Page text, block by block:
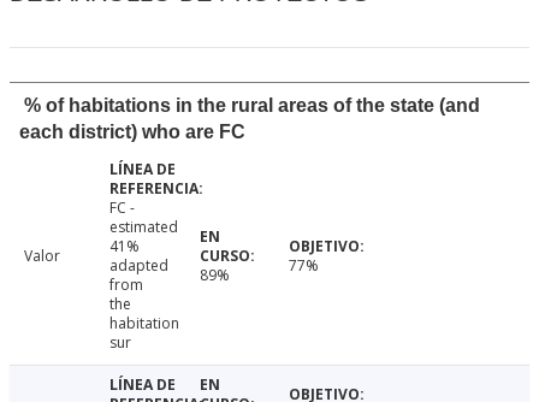
% of habitations in the rural areas of the state (and
each district) who are FC
Valor
FC -
estimated
41%
adapted
from
the
habitation
sur
89% 77%